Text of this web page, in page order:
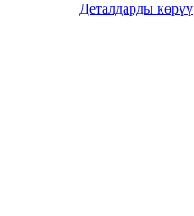
Деталдарды көрүү